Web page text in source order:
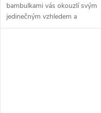
bambulkami vás okouzlí svým
jedinečným vzhledem a
hebkostí. Na boku má textilní